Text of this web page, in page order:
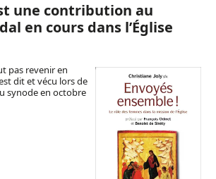
une contribution au
en cours dans l’Église
pas revenir en
dit et vécu lors de
synode en octobre